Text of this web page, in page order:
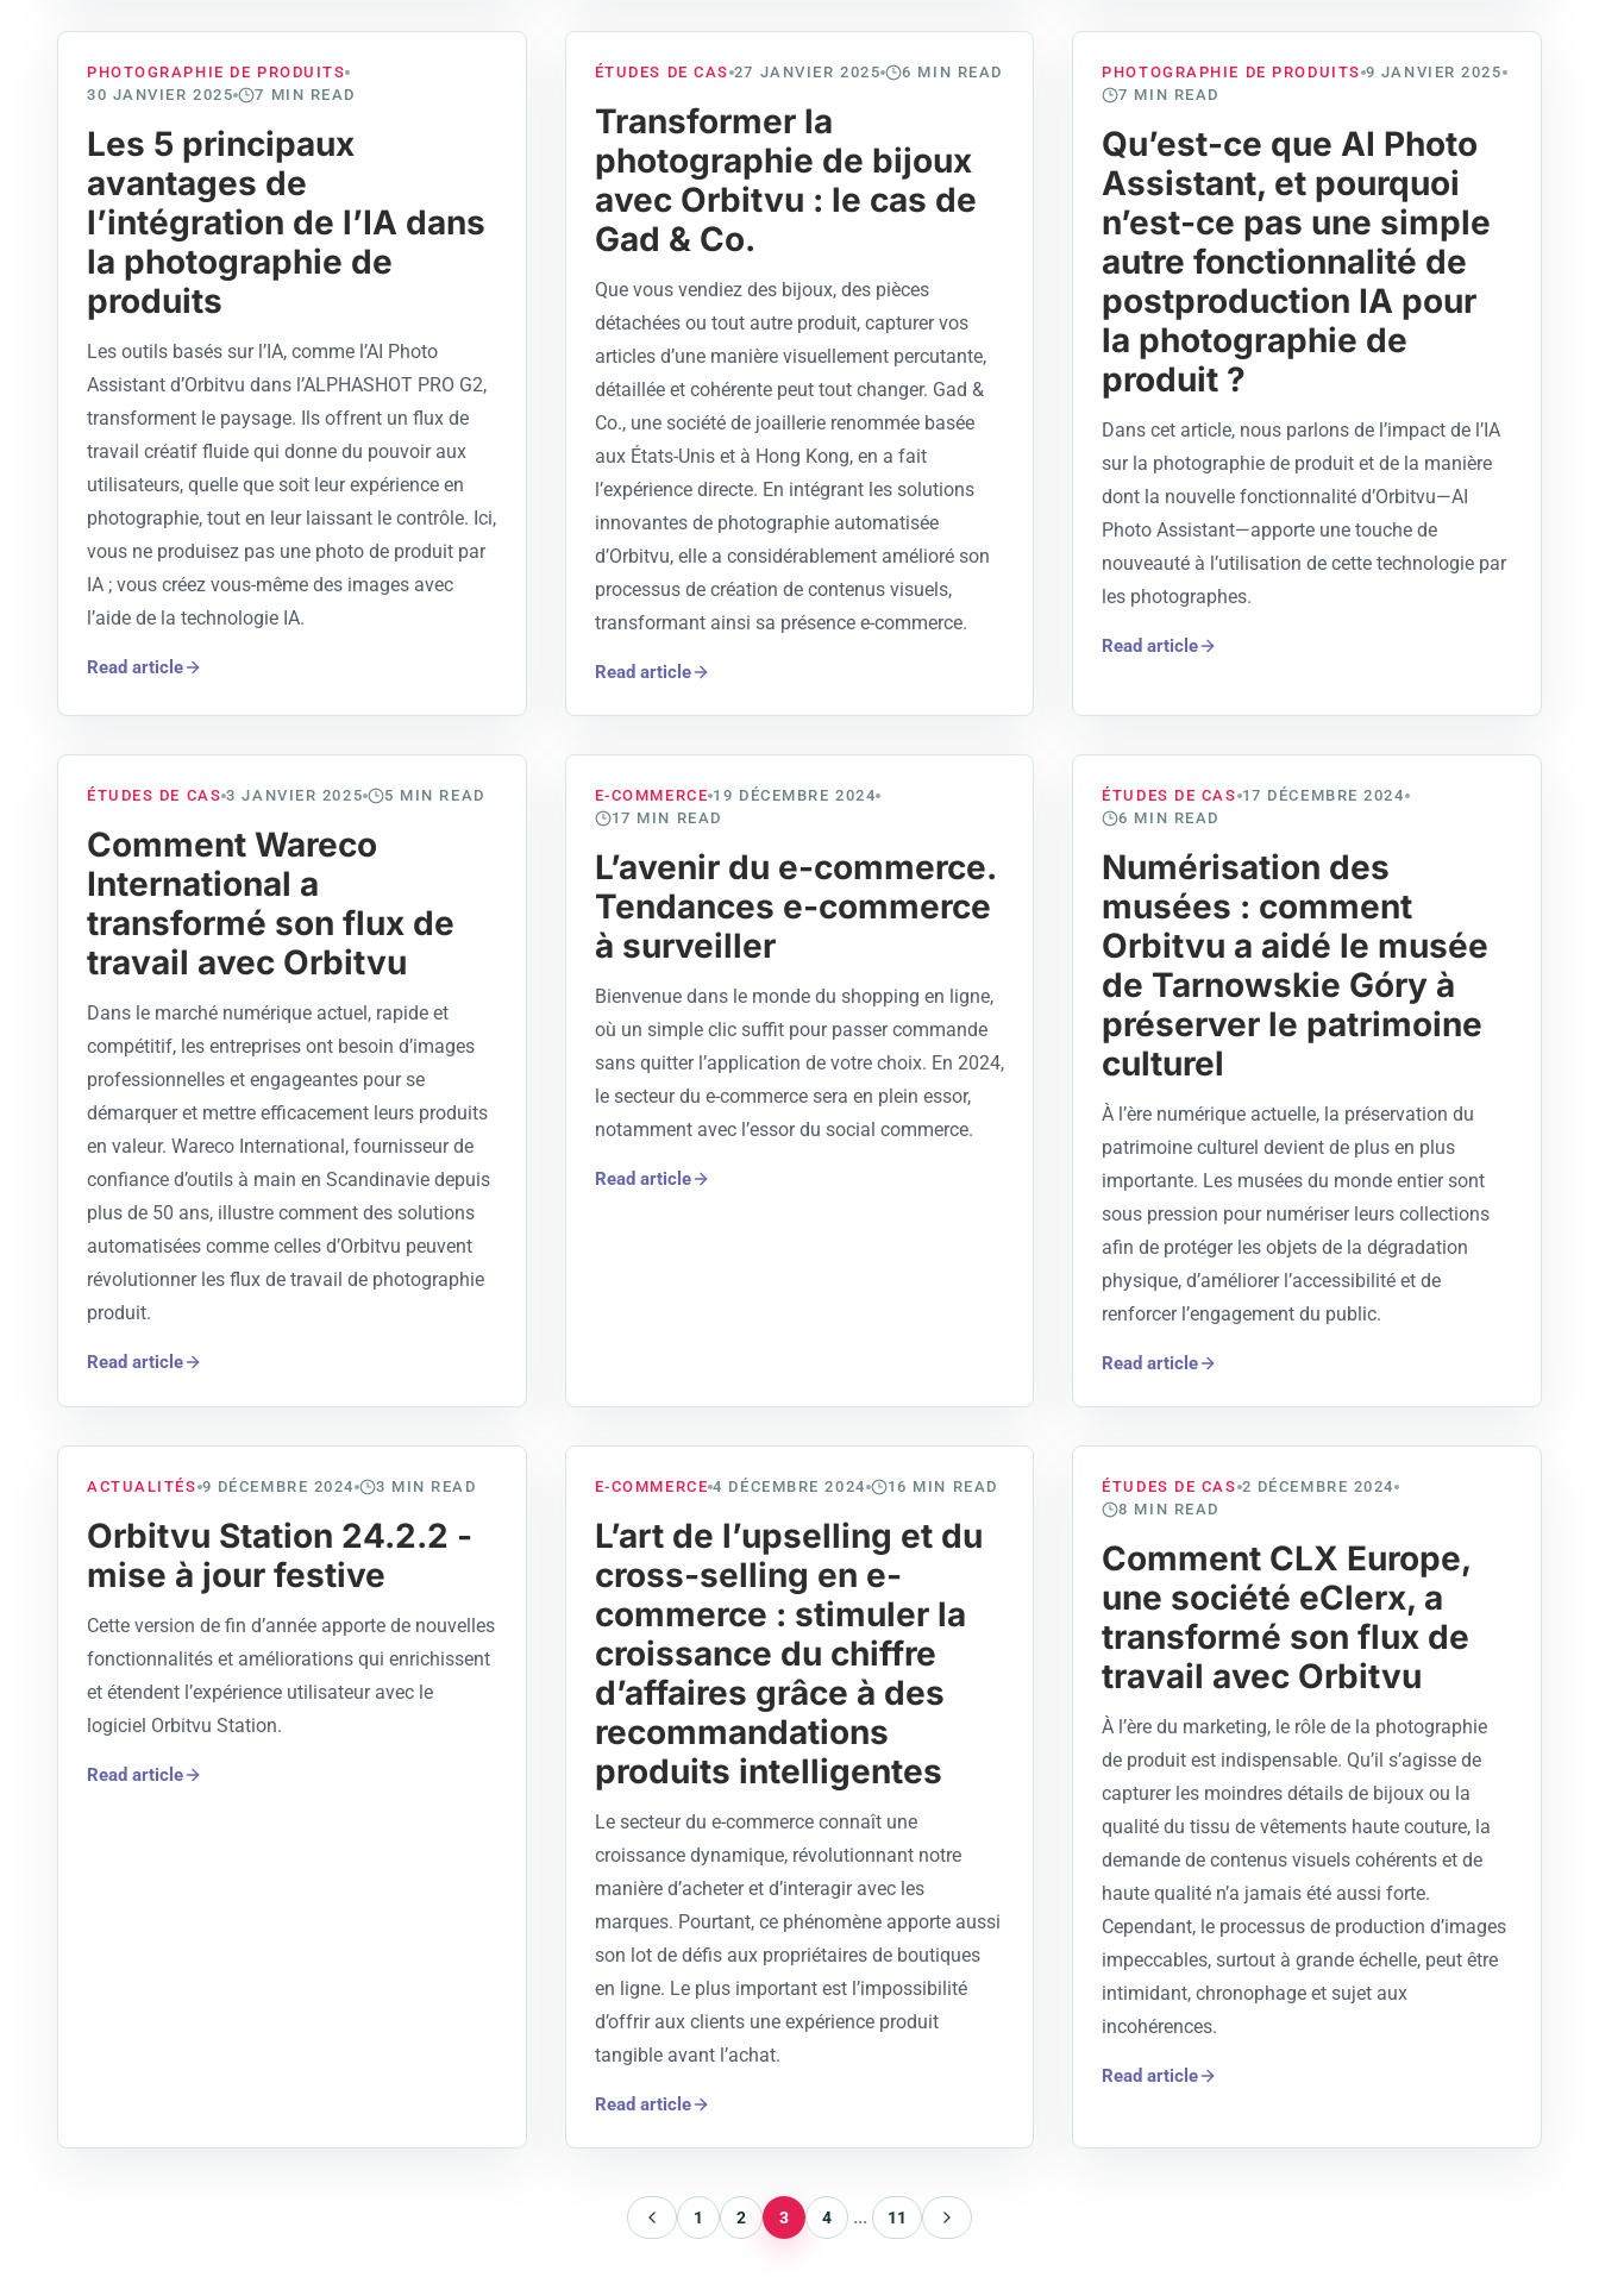
PHOTOGRAPHIE DE PRODUITS
30 JANVIER 2025
7 MIN READ
Les 5 principaux
avantages de
l’intégration de l’IA dans
la photographie de
produits
Les outils basés sur l’IA, comme l’AI Photo
Assistant d’Orbitvu dans l’ALPHASHOT PRO G2,
transforment le paysage. Ils offrent un flux de
travail créatif fluide qui donne du pouvoir aux
utilisateurs, quelle que soit leur expérience en
photographie, tout en leur laissant le contrôle. Ici,
vous ne produisez pas une photo de produit par
IA ; vous créez vous-même des images avec
l’aide de la technologie IA.
Read article
ÉTUDES DE CAS 27 JANVIER 2025 6 MIN READ
Transformer la
photographie de bijoux
avec Orbitvu : le cas de
Gad & Co.
Que vous vendiez des bijoux, des pièces
détachées ou tout autre produit, capturer vos
articles d’une manière visuellement percutante,
détaillée et cohérente peut tout changer. Gad &
Co., une société de joaillerie renommée basée
aux États-Unis et à Hong Kong, en a fait
l’expérience directe. En intégrant les solutions
innovantes de photographie automatisée
d’Orbitvu, elle a considérablement amélioré son
processus de création de contenus visuels,
transformant ainsi sa présence e-commerce.
Read article
PHOTOGRAPHIE DE PRODUITS 9 JANVIER 2025
7 MIN READ
Qu’est-ce que AI Photo
Assistant, et pourquoi
n’est-ce pas une simple
autre fonctionnalité de
postproduction IA pour
la photographie de
produit ?
Dans cet article, nous parlons de l’impact de l’IA
sur la photographie de produit et de la manière
dont la nouvelle fonctionnalité d’Orbitvu—AI
Photo Assistant—apporte une touche de
nouveauté à l’utilisation de cette technologie par
les photographes.
Read article
ÉTUDES DE CAS 3 JANVIER 2025 5 MIN READ
Comment Wareco
International a
transformé son flux de
travail avec Orbitvu
Dans le marché numérique actuel, rapide et
compétitif, les entreprises ont besoin d’images
professionnelles et engageantes pour se
démarquer et mettre efficacement leurs produits
en valeur. Wareco International, fournisseur de
confiance d’outils à main en Scandinavie depuis
plus de 50 ans, illustre comment des solutions
automatisées comme celles d’Orbitvu peuvent
révolutionner les flux de travail de photographie
produit.
Read article
E-COMMERCE 19 DÉCEMBRE 2024
17 MIN READ
L’avenir du e-commerce.
Tendances e-commerce
à surveiller
Bienvenue dans le monde du shopping en ligne,
où un simple clic suffit pour passer commande
sans quitter l’application de votre choix. En 2024,
le secteur du e-commerce sera en plein essor,
notamment avec l’essor du social commerce.
Read article
ÉTUDES DE CAS 17 DÉCEMBRE 2024
6 MIN READ
Numérisation des
musées : comment
Orbitvu a aidé le musée
de Tarnowskie Góry à
préserver le patrimoine
culturel
À l’ère numérique actuelle, la préservation du
patrimoine culturel devient de plus en plus
importante. Les musées du monde entier sont
sous pression pour numériser leurs collections
afin de protéger les objets de la dégradation
physique, d’améliorer l’accessibilité et de
renforcer l’engagement du public.
Read article
ACTUALITÉS 9 DÉCEMBRE 2024 3 MIN READ
Orbitvu Station 24.2.2 -
mise à jour festive
Cette version de fin d’année apporte de nouvelles
fonctionnalités et améliorations qui enrichissent
et étendent l’expérience utilisateur avec le
logiciel Orbitvu Station.
Read article
E-COMMERCE 4 DÉCEMBRE 2024 16 MIN READ
L’art de l’upselling et du
cross-selling en e-
commerce : stimuler la
croissance du chiffre
d’affaires grâce à des
recommandations
produits intelligentes
Le secteur du e-commerce connaît une
croissance dynamique, révolutionnant notre
manière d’acheter et d’interagir avec les
marques. Pourtant, ce phénomène apporte aussi
son lot de défis aux propriétaires de boutiques
en ligne. Le plus important est l’impossibilité
d’offrir aux clients une expérience produit
tangible avant l’achat.
Read article
ÉTUDES DE CAS 2 DÉCEMBRE 2024
8 MIN READ
Comment CLX Europe,
une société eClerx, a
transformé son flux de
travail avec Orbitvu
À l’ère du marketing, le rôle de la photographie
de produit est indispensable. Qu’il s’agisse de
capturer les moindres détails de bijoux ou la
qualité du tissu de vêtements haute couture, la
demande de contenus visuels cohérents et de
haute qualité n’a jamais été aussi forte.
Cependant, le processus de production d’images
impeccables, surtout à grande échelle, peut être
intimidant, chronophage et sujet aux
incohérences.
Read article
1 2 3 4 ... 11